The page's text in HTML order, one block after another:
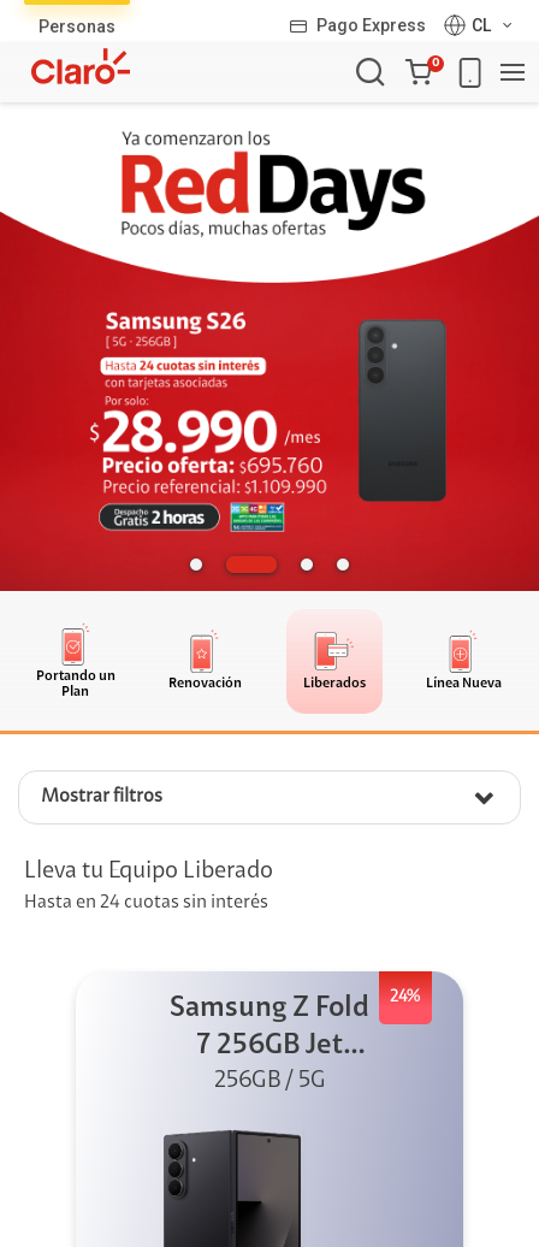
Personas Pago Express
CL
Carro
de
0
Portando un
Plan
Renovación Liberados Línea Nueva
Mostrar filtros
productos
Lleva tu Equipo Liberado
Hasta en 24 cuotas sin interés
24%
Samsung Z Fold
7 256GB Jet
Black
256GB / 5G